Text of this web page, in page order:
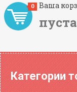
Ваша
пуста
0
Категории